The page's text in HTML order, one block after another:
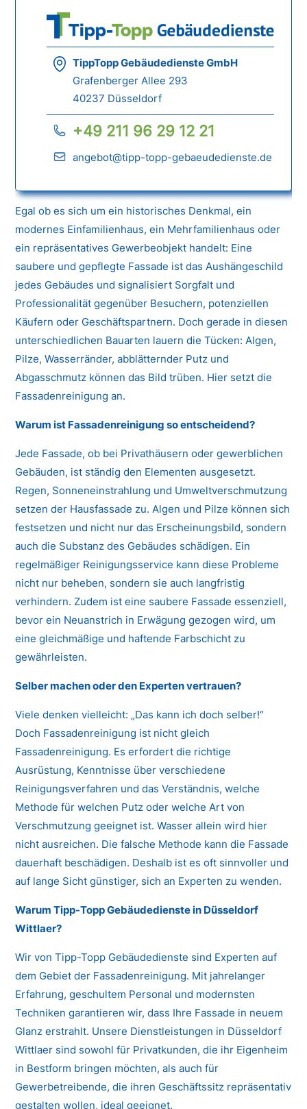
TippTopp Gebäudedienste GmbH
Grafenberger Allee 293
40237 Düsseldorf
+49 211 96 29 12 21
angebot@tipp-topp-gebaeudedienste.de
Egal ob es sich um ein historisches Denkmal, ein
modernes Einfamilienhaus, ein Mehrfamilienhaus oder
ein repräsentatives Gewerbeobjekt handelt: Eine
saubere und gepflegte Fassade ist das Aushängeschild
jedes Gebäudes und signalisiert Sorgfalt und
Professionalität gegenüber Besuchern, potenziellen
Käufern oder Geschäftspartnern. Doch gerade in diesen
unterschiedlichen Bauarten lauern die Tücken: Algen,
Pilze, Wasserränder, abblätternder Putz und
Abgasschmutz können das Bild trüben. Hier setzt die
Fassadenreinigung an.
Warum ist Fassadenreinigung so entscheidend?
Jede Fassade, ob bei Privathäusern oder gewerblichen
Gebäuden, ist ständig den Elementen ausgesetzt.
Regen, Sonneneinstrahlung und Umweltverschmutzung
setzen der Hausfassade zu. Algen und Pilze können sich
festsetzen und nicht nur das Erscheinungsbild, sondern
auch die Substanz des Gebäudes schädigen. Ein
regelmäßiger Reinigungsservice kann diese Probleme
nicht nur beheben, sondern sie auch langfristig
verhindern. Zudem ist eine saubere Fassade essenziell,
bevor ein Neuanstrich in Erwägung gezogen wird, um
eine gleichmäßige und haftende Farbschicht zu
gewährleisten.
Selber machen oder den Experten vertrauen?
Viele denken vielleicht: „Das kann ich doch selber!“
Doch Fassadenreinigung ist nicht gleich
Fassadenreinigung. Es erfordert die richtige
Ausrüstung, Kenntnisse über verschiedene
Reinigungsverfahren und das Verständnis, welche
Methode für welchen Putz oder welche Art von
Verschmutzung geeignet ist. Wasser allein wird hier
nicht ausreichen. Die falsche Methode kann die Fassade
dauerhaft beschädigen. Deshalb ist es oft sinnvoller und
auf lange Sicht günstiger, sich an Experten zu wenden.
Warum Tipp-Topp Gebäudedienste in Düsseldorf
Wittlaer?
Wir von Tipp-Topp Gebäudedienste sind Experten auf
dem Gebiet der Fassadenreinigung. Mit jahrelanger
Erfahrung, geschultem Personal und modernsten
Techniken garantieren wir, dass Ihre Fassade in neuem
Glanz erstrahlt. Unsere Dienstleistungen in Düsseldorf
Wittlaer sind sowohl für Privatkunden, die ihr Eigenheim
in Bestform bringen möchten, als auch für
Gewerbetreibende, die ihren Geschäftssitz repräsentativ
gestalten wollen, ideal geeignet.